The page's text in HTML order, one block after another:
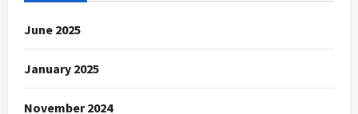
June 2025
January 2025
November 2024